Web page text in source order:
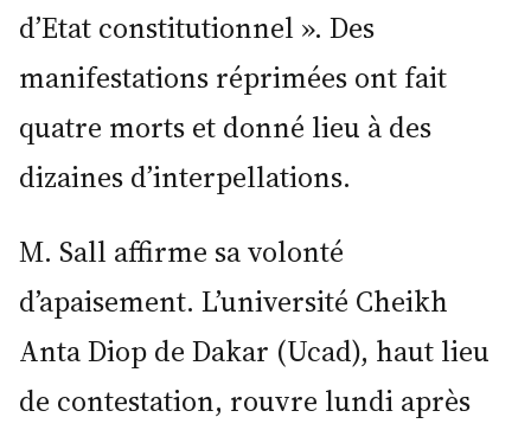
d’Etat constitutionnel ». Des
manifestations réprimées ont fait
quatre morts et donné lieu à des
dizaines d’interpellations.
M. Sall affirme sa volonté
d’apaisement. L’université Cheikh
Anta Diop de Dakar (Ucad), haut lieu
de contestation, rouvre lundi après